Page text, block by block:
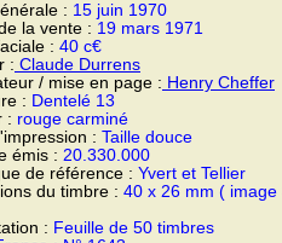
: 15 juin 1970
la vente : 19 mars 1971
: 40 c€
: Claude Durrens
/ mise en page : Henry Cheffer
: Dentelé 13
: rouge carminé
: Taille douce
émis : 20.330.000
de référence : Yvert et Tellier
du timbre : 40 x 26 mm (
: Feuille de 50 timbres